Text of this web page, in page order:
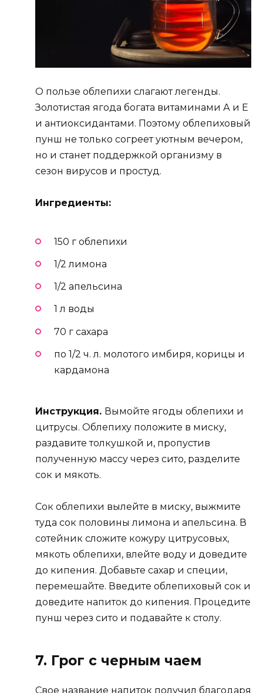
О пользе облепихи слагают легенды.
Золотистая ягода богата витаминами А и Е
и антиоксидантами. Поэтому облепиховый
пунш не только согреет уютным вечером,
но и станет поддержкой организму в
сезон вирусов и простуд.
Ингредиенты:
150 г облепихи
1/2 лимона
1/2 апельсина
1 л воды
70 г сахара
по 1/2 ч. л. молотого имбиря, корицы и
кардамона
Инструкция. Вымойте ягоды облепихи и
цитрусы. Облепиху положите в миску,
раздавите толкушкой и, пропустив
полученную массу через сито, разделите
сок и мякоть.
Сок облепихи вылейте в миску, выжмите
туда сок половины лимона и апельсина. В
сотейник сложите кожуру цитрусовых,
мякоть облепихи, влейте воду и доведите
до кипения. Добавьте сахар и специи,
перемешайте. Введите облепиховый сок и
доведите напиток до кипения. Процедите
пунш через сито и подавайте к столу.
7. Грог с черным чаем
Свое название напиток получил благодаря